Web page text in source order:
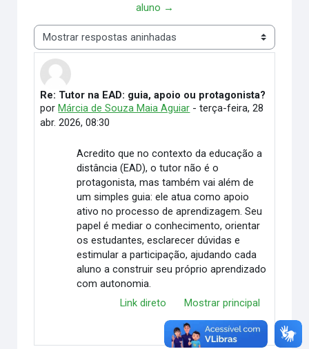
aluno →
Modo de visualização
Re: Tutor na EAD: guia, apoio ou protagonista?
por Márcia de Souza Maia Aguiar -terça-feira, 28
abr. 2026, 08:30
Número de respostas: 0
Acredito que no contexto da educação a
distância (EAD), o tutor não é o
protagonista, mas também vai além de
um simples guia: ele atua como apoio
ativo no processo de aprendizagem. Seu
papel é mediar o conhecimento, orientar
os estudantes, esclarecer dúvidas e
estimular a participação, ajudando cada
aluno a construir seu próprio aprendizado
com autonomia.
Link direto
Mostrar principal
Responder